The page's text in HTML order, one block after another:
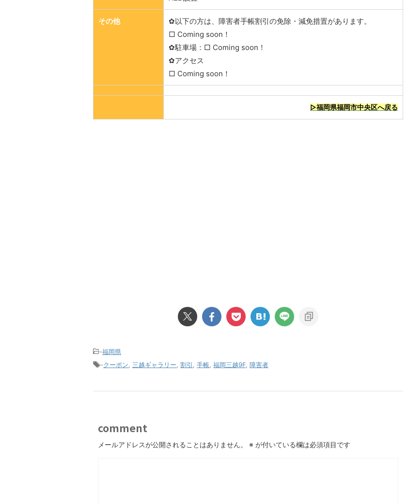
その他
✿以下の方は、障害者手帳割引の免除・減免措置があります。
□ Coming soon！
✿駐車場：□ Coming soon！
✿アクセス
□ Coming soon！
▷福岡県福岡市中央区へ戻る
-福岡県
-クーポン 三越ギャラリー 割引 手帳 福岡三越9F 障害者
comment
メールアドレスが公開されることはありません。 ※ が付いている欄は必須項目です